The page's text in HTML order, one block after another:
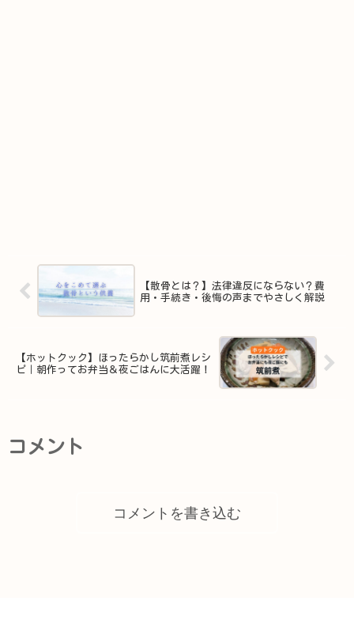
【散骨とは？】法律違反にならない？費
用・手続き・後悔の声までやさしく解説
【ホットクック】ほったらかし筑前煮レシ
ピ｜朝作ってお弁当＆夜ごはんに大活躍！
コメント
コメントを書き込む